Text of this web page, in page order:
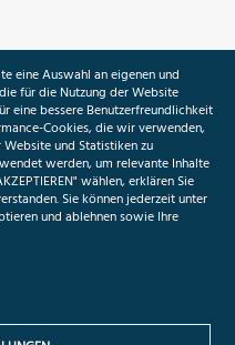
Initiative
eine Auswahl an eigenen und
für die Nutzung der Website
eine bessere Benutzerfreundlichkeit
Cookies, die wir verwenden,
und Statistiken zu
werden, um relevante Inhalte
wählen, erklären Sie
Sie können jederzeit unter
und ablehnen sowie Ihre